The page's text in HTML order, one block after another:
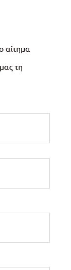
αίτημα
τη